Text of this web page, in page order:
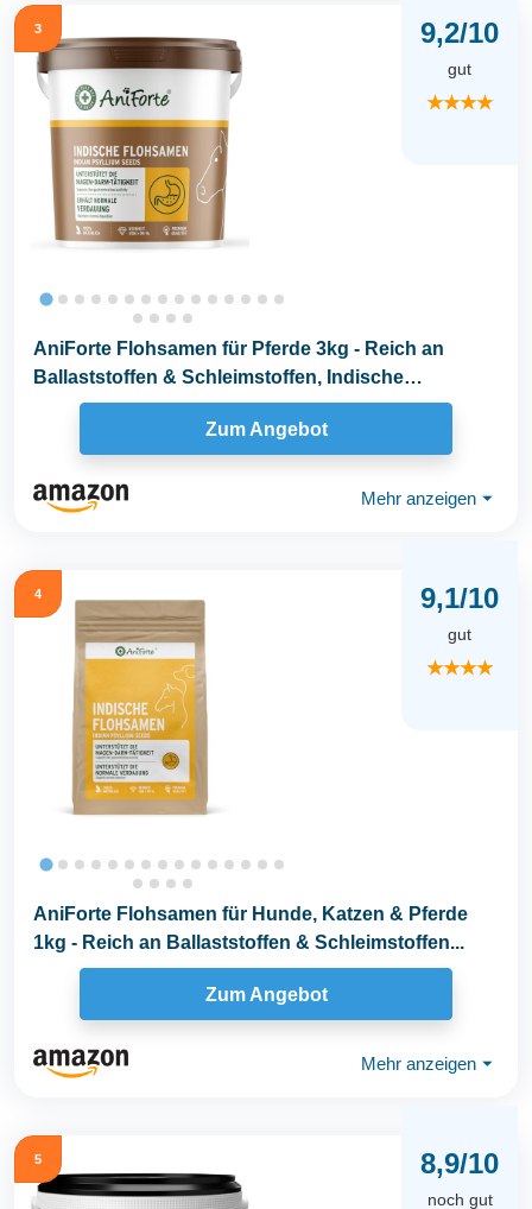
3 9,2/10
gut
★★★★
AniForte Flohsamen für Pferde 3kg - Reich an
Ballaststoffen & Schleimstoffen, Indische
Rohkost...
Zum Angebot
Mehr anzeigen ⏷
4 9,1/10
gut
★★★★
AniForte Flohsamen für Hunde, Katzen & Pferde
1kg - Reich an Ballaststoffen & Schleimstoffen...
Zum Angebot
Mehr anzeigen ⏷
5 8,9/10
noch gut